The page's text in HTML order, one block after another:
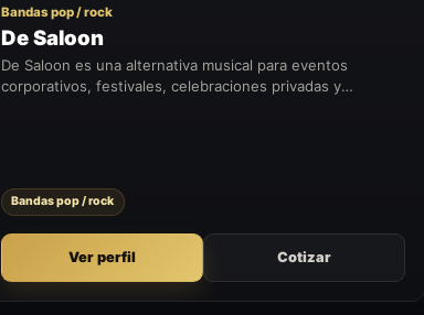
Bandas pop / rock
De Saloon
De Saloon es una alternativa musical para eventos
corporativos, festivales, celebraciones privadas y
Bandas pop / rock
Ver perfil Cotizar